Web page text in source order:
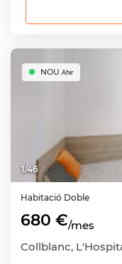
1/46
NOU Ahir
Habitació Doble
680 €/mes
Collblanc,